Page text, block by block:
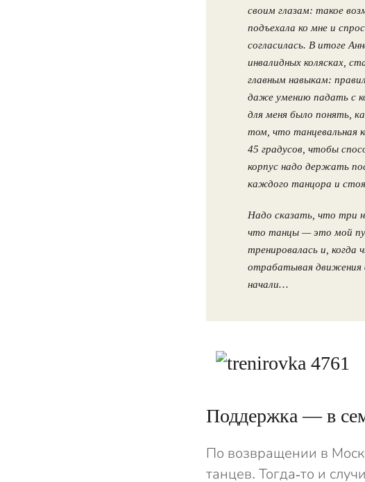
своим глазам: такое
подъехала ко мне и
согласилась. В итоге
инвалидных колясках,
главным навыкам:
даже умению падать с
для меня было понять,
том, что танцевальная
45 градусов, чтобы
корпус надо держать
каждого танцора и
Надо сказать, что три
что танцы — это мой
тренировалась и, когда
отрабатывая движения
начали…
Поддержка — в
По возвращении в
танцев. Тогда-то и